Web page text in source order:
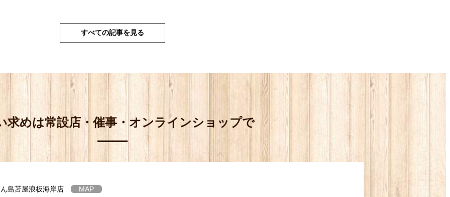
すべての記事を見る
求めは常設店・催事・オンラインショップで
島苫屋浪板海岸店
MAP